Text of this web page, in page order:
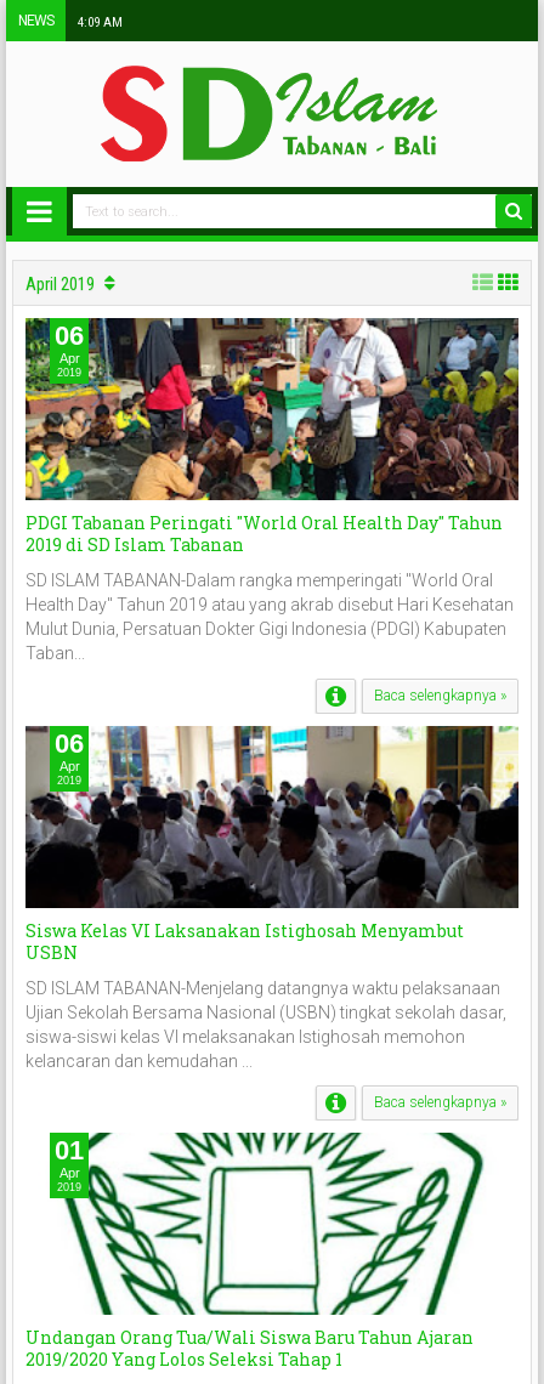
NEWS 4:09 AM
April 2019
PDGI Tabanan Peringati "World Oral Health Day" Tahun
2019 di SD Islam Tabanan
SD ISLAM TABANAN-Dalam rangka memperingati "World Oral
Health Day" Tahun 2019 atau yang akrab disebut Hari Kesehatan
Mulut Dunia, Persatuan Dokter Gigi Indonesia (PDGI) Kabupaten
Taban...
Baca selengkapnya »
06
Apr
2019
Siswa Kelas VI Laksanakan Istighosah Menyambut
USBN
SD ISLAM TABANAN-Menjelang datangnya waktu pelaksanaan
Ujian Sekolah Bersama Nasional (USBN) tingkat sekolah dasar,
siswa-siswi kelas VI melaksanakan Istighosah memohon
kelancaran dan kemudahan ...
Baca selengkapnya »
06
Apr
2019
Undangan Orang Tua/Wali Siswa Baru Tahun Ajaran
2019/2020 Yang Lolos Seleksi Tahap 1
01
Apr
2019